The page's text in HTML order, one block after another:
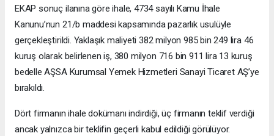
EKAP sonuç ilanına göre ihale, 4734 sayılı Kamu İhale
Kanunu’nun 21/b maddesi kapsamında pazarlık usulüyle
gerçekleştirildi. Yaklaşık maliyeti 382 milyon 985 bin 249 lira 46
kuruş olarak belirlenen iş, 380 milyon 716 bin 911 lira 13 kuruş
bedelle AŞSA Kurumsal Yemek Hizmetleri Sanayi Ticaret AŞ’ye
bırakıldı.
Dört firmanın ihale dokümanı indirdiği, üç firmanın teklif verdiği
ancak yalnızca bir teklifin geçerli kabul edildiği görülüyor.